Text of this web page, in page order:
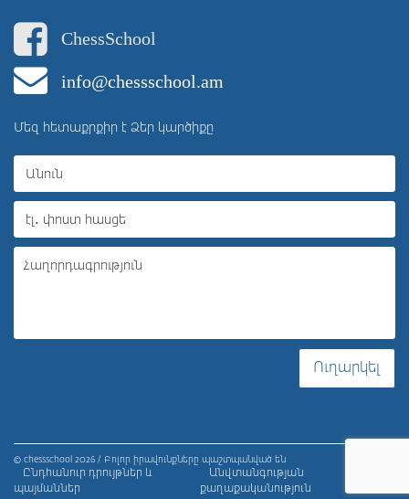
ChessSchool
info@chessschool.am
Մեզ հետաքրքիր է Ձեր կարծիքը
Ուղարկել
© chessschool 2026 / Բոլոր իրավունքները պաշտպանված են
Ընդհանուր դրույթներ և
պայմաններ
Անվտանգության
քաղաքականություն